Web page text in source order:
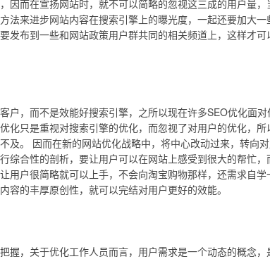
因而在宣扬网站时，就不可以简略的忽视这三成的用户量
法来进步网站内容在搜索引擎上的曝光度，一起还要加大
发布到一些和网站政策用户群共同的相关频道上，这样才
，而不是效能好搜索引擎，之所以现在许多SEO优化面对
化只是重视对搜索引擎的优化，而忽视了对用户的优化，
及。 因而在新的网站优化战略中，将中心改动过来，转向
综合性的剖析，要让用户可以在网站上感受到很大的帮忙
用户很简略就可以上手，不会向淘宝购物那样，还需求自
的丰厚原创性，就可以完结对用户更好的效能。
，关于优化工作人员而言，用户需求是一个动态的概念，